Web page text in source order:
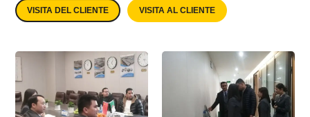
VISITA DEL CLIENTE VISITA AL CLIENTE